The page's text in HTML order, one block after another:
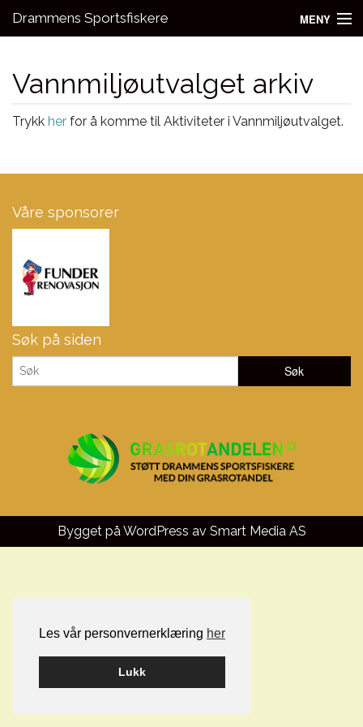
Les vår personvernerklæring her
Lukk
Drammens Sportsfiskere MENY
Aktivitetsgrupper
Utleie
Kontakt oss
Vannmiljøutvalget arkiv
Trykk her for å komme til Aktiviteter i Vannmiljøutvalget.
Våre sponsorer
Søk på siden
Bygget på WordPress av Smart Media AS